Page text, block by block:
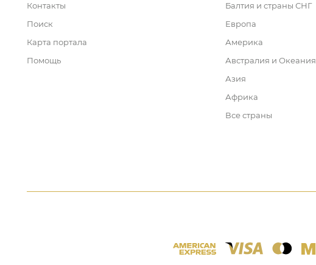
Контакты
Поиск
Карта портала
Помощь
Балтия и страны СНГ
Европа
Америка
Австралия и Океания
Азия
Африка
Все страны